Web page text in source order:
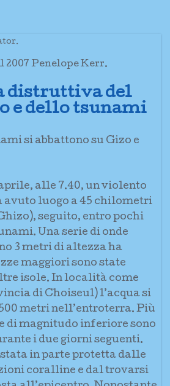
2007 Penelope Kerr.
distruttiva del
e dello tsunami
si abbattono su Gizo e
alle 7.40, un violento
avuto luogo a 45 chilometri
seguito, entro pochi
Una serie di onde
3 metri di altezza ha
maggiori sono state
isole. In località come
di Choiseul) l’acqua si
metri nell’entroterra. Più
di magnitudo inferiore sono
i due giorni seguenti.
in parte protetta dalle
coralline e dal trovarsi